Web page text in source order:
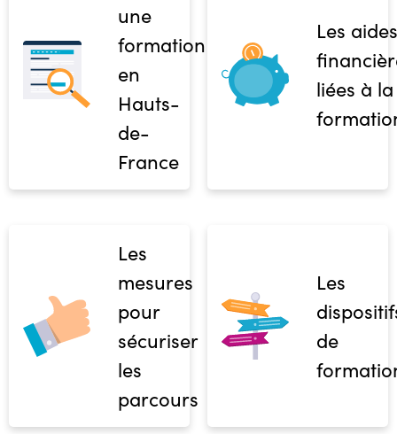
une
formation
en
Hauts-
de-
France
Les aides
liées à la
Les
mesures
pour
sécuriser
les
parcours
Les
de